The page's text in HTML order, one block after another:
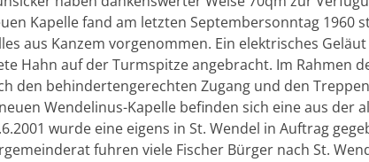
Kapelle fand am letzten Septembersonntag 1960
aus Kanzem vorgenommen. Ein elektrisches
Hahn auf der Turmspitze angebracht. Im Rahmen
den behindertengerechten Zugang und den
Wendelinus-Kapelle befinden sich eine aus der
wurde eine eigens in St. Wendel in Auftrag
fuhren viele Fischer Bürger nach St.